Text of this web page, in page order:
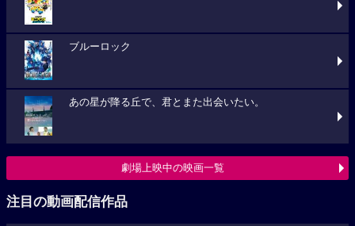
ブルーロック
あの星が降る丘で、君とまた出会いたい。
劇場上映中の映画一覧
注目の動画配信作品